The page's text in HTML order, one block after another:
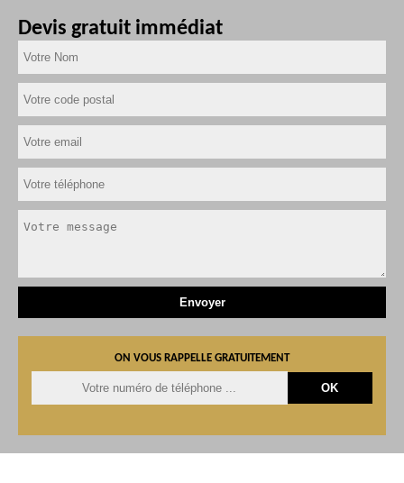
Devis gratuit immédiat
ON VOUS RAPPELLE GRATUITEMENT